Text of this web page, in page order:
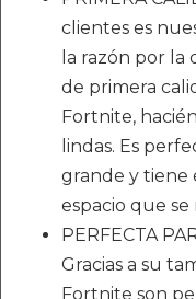
clientes es
la razón por la
de primera
Fortnite,
lindas. Es
grande y tiene
espacio que
PERFECTA
Gracias a su
Fortnite son